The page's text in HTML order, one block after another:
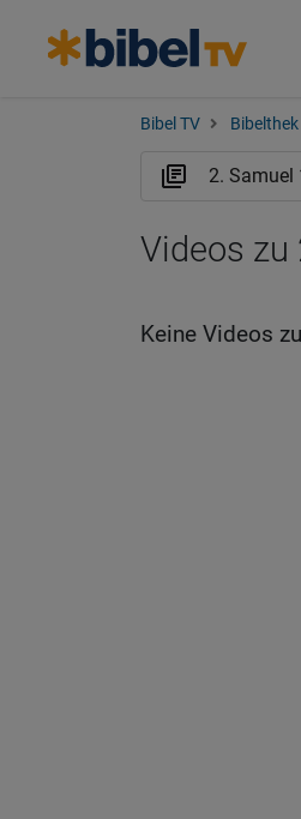
Bibel TV Bibelthek
Videos zu
Keine Videos